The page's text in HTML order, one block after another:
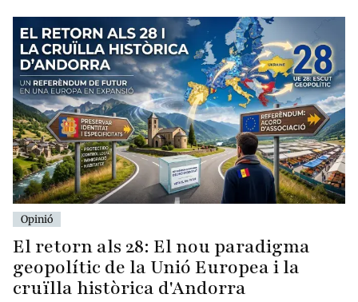
Opinió
El retorn als 28: El nou paradigma
geopolític de la Unió Europea i la
cruïlla històrica d'Andorra